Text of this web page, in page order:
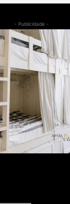
- Publicidade -